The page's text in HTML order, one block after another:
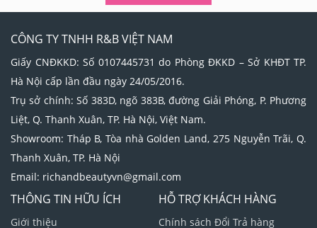
field
blank.
CÔNG TY TNHH R&B VIỆT NAM
Giấy CNĐKKD: Số 0107445731 do Phòng ĐKKD – Sở KHĐT TP.
Hà Nội cấp lần đầu ngày 24/05/2016.
Trụ sở chính: Số 383D, ngõ 383B, đường Giải Phóng, P. Phương
Liệt, Q. Thanh Xuân, TP. Hà Nội, Việt Nam.
Showroom: Tháp B, Tòa nhà Golden Land, 275 Nguyễn Trãi, Q.
Thanh Xuân, TP. Hà Nội
Email: richandbeautyvn@gmail.com
THÔNG TIN HỮU ÍCH
Giới thiệu
HỖ TRỢ KHÁCH HÀNG
Chính sách Đổi Trả hàng